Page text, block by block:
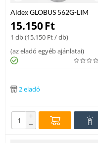
Aldex GLOBUS 562G-LIM
modern függeszték fém / üveg
1 x max 60W E27
15.150Ft
1 db (15.150 Ft/ db)
(az eladó egyéb ajánlatai)
2 eladó
+
−